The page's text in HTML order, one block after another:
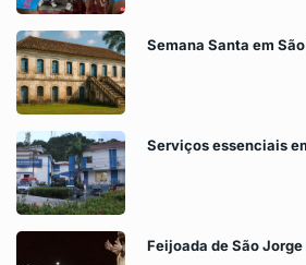
Semana Santa em
Serviços essenciais
Feijoada de São